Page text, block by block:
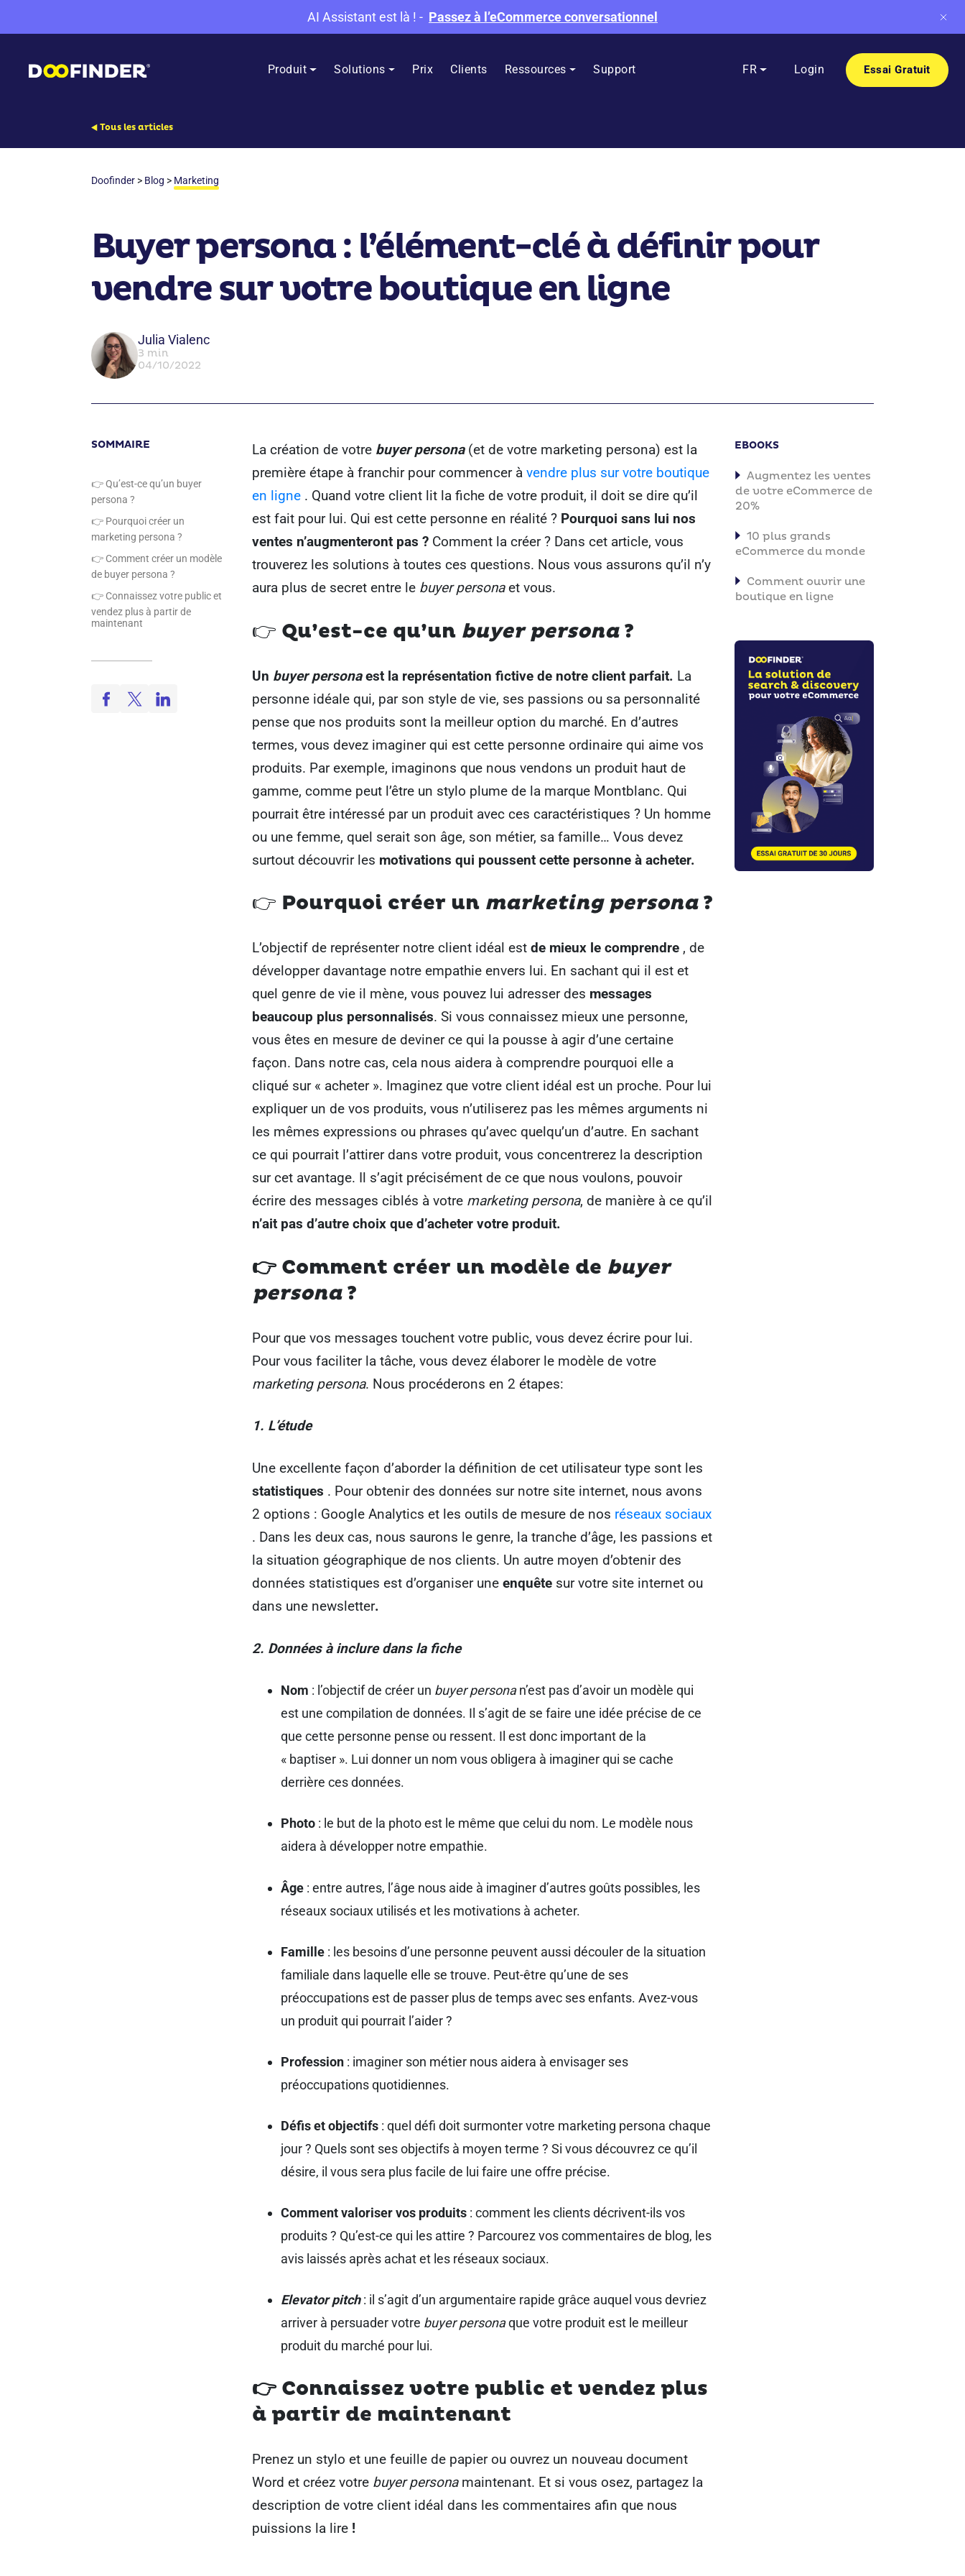
AI Assistant est là ! - Passez à l’eCommerce conversationnel
Produit Solutions Prix Clients Ressources Support FR Login Essai Gratuit
Tous les articles
Doofinder > Blog > Marketing
Buyer persona : l’élément-clé à définir pour
vendre sur votre boutique en ligne
Julia Vialenc
3 min
04/10/2022
SOMMAIRE
👉 Qu’est-ce qu’un buyer
persona ?
👉 Pourquoi créer un
marketing persona ?
👉 Comment créer un modèle
de buyer persona ?
👉 Connaissez votre public et
vendez plus à partir de
maintenant
La création de votre buyer persona (et de votre marketing persona) est la
première étape à franchir pour commencer à vendre plus sur votre boutique
en ligne . Quand votre client lit la fiche de votre produit, il doit se dire qu’il
est fait pour lui. Qui est cette personne en réalité ? Pourquoi sans lui nos
ventes n’augmenteront pas ? Comment la créer ? Dans cet article, vous
trouverez les solutions à toutes ces questions. Nous vous assurons qu’il n’y
aura plus de secret entre le buyer personaet vous.
👉 Qu’est-ce qu’un buyer persona?
Un buyer personaest la représentation fictive de notre client parfait. La
personne idéale qui, par son style de vie, ses passions ou sa personnalité
pense que nos produits sont la meilleur option du marché. En d’autres
termes, vous devez imaginer qui est cette personne ordinaire qui aime vos
produits. Par exemple, imaginons que nous vendons un produit haut de
gamme, comme peut l’être un stylo plume de la marque Montblanc. Qui
pourrait être intéressé par un produit avec ces caractéristiques ? Un homme
ou une femme, quel serait son âge, son métier, sa famille… Vous devez
surtout découvrir les motivations qui poussent cette personne à acheter.
👉 Pourquoi créer un marketing persona?
L’objectif de représenter notre client idéal est de mieux le comprendre , de
développer davantage notre empathie envers lui. En sachant qui il est et
quel genre de vie il mène, vous pouvez lui adresser des messages
beaucoup plus personnalisés. Si vous connaissez mieux une personne,
vous êtes en mesure de deviner ce qui la pousse à agir d’une certaine
façon. Dans notre cas, cela nous aidera à comprendre pourquoi elle a
cliqué sur « acheter ». Imaginez que votre client idéal est un proche. Pour lui
expliquer un de vos produits, vous n’utiliserez pas les mêmes arguments ni
les mêmes expressions ou phrases qu’avec quelqu’un d’autre. En sachant
ce qui pourrait l’attirer dans votre produit, vous concentrerez la description
sur cet avantage. Il s’agit précisément de ce que nous voulons, pouvoir
écrire des messages ciblés à votre marketing persona, de manière à ce qu’il
n’ait pas d’autre choix que d’acheter votre produit.
👉 Comment créer un modèle de buyer
persona?
Pour que vos messages touchent votre public, vous devez écrire pour lui.
Pour vous faciliter la tâche, vous devez élaborer le modèle de votre
marketing persona. Nous procéderons en 2 étapes:
1. L’étude
Une excellente façon d’aborder la définition de cet utilisateur type sont les
statistiques . Pour obtenir des données sur notre site internet, nous avons
2 options : Google Analytics et les outils de mesure de nos réseaux sociaux
. Dans les deux cas, nous saurons le genre, la tranche d’âge, les passions et
la situation géographique de nos clients. Un autre moyen d’obtenir des
données statistiques est d’organiser une enquête sur votre site internet ou
dans une newsletter.
2. Données à inclure dans la fiche
Nom : l’objectif de créer un buyer personan’est pas d’avoir un modèle qui
est une compilation de données. Il s’agit de se faire une idée précise de ce
que cette personne pense ou ressent. Il est donc important de la
« baptiser ». Lui donner un nom vous obligera à imaginer qui se cache
derrière ces données.
Photo : le but de la photo est le même que celui du nom. Le modèle nous
aidera à développer notre empathie.
Âge : entre autres, l’âge nous aide à imaginer d’autres goûts possibles, les
réseaux sociaux utilisés et les motivations à acheter.
Famille : les besoins d’une personne peuvent aussi découler de la situation
familiale dans laquelle elle se trouve. Peut-être qu’une de ses
préoccupations est de passer plus de temps avec ses enfants. Avez-vous
un produit qui pourrait l’aider ?
Profession : imaginer son métier nous aidera à envisager ses
préoccupations quotidiennes.
Défis et objectifs : quel défi doit surmonter votre marketing persona chaque
jour ? Quels sont ses objectifs à moyen terme ? Si vous découvrez ce qu’il
désire, il vous sera plus facile de lui faire une offre précise.
Comment valoriser vos produits : comment les clients décrivent-ils vos
produits ? Qu’est-ce qui les attire ? Parcourez vos commentaires de blog, les
avis laissés après achat et les réseaux sociaux.
Elevator pitch: il s’agit d’un argumentaire rapide grâce auquel vous devriez
arriver à persuader votre buyer personaque votre produit est le meilleur
produit du marché pour lui.
👉 Connaissez votre public et vendez plus
à partir de maintenant
Prenez un stylo et une feuille de papier ou ouvrez un nouveau document
Word et créez votre buyer personamaintenant. Et si vous osez, partagez la
description de votre client idéal dans les commentaires afin que nous
puissions la lire !
EBOOKS
Augmentez les ventes
de votre eCommerce de
20%
10 plus grands
eCommerce du monde
Comment ouvrir une
boutique en ligne